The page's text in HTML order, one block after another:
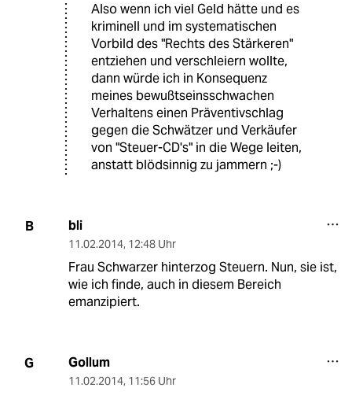
Also wenn ich viel Geld hätte und es
kriminell und im systematischen
Vorbild des "Rechts des Stärkeren"
entziehen und verschleiern wollte,
dann würde ich in Konsequenz
meines bewußtseinsschwachen
Verhaltens einen Präventivschlag
gegen die Schwätzer und Verkäufer
von "Steuer-CD's" in die Wege leiten,
anstatt blödsinnig zu jammern ;-)
B bli
11.02.2014, 12:48 Uhr
Frau Schwarzer hinterzog Steuern. Nun, sie ist,
wie ich finde, auch in diesem Bereich
emanzipiert.
G Gollum
11.02.2014, 11:56 Uhr